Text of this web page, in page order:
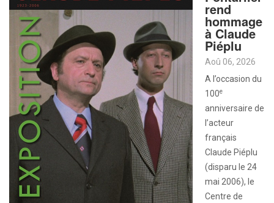
rend
hommage
à Claude
Piéplu
Aoû 06, 2026
A l’occasion du
100e
anniversaire de
l’acteur
français
Claude Piéplu
(disparu le 24
mai 2006), le
Centre de